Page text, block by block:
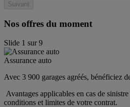
Suivant
Nos offres du moment
Slide 1 sur9
Assurance auto
Avec 3 900 garages agréés, bénéficiez
Avantages applicables en cas de
conditions et limites de votre contrat.